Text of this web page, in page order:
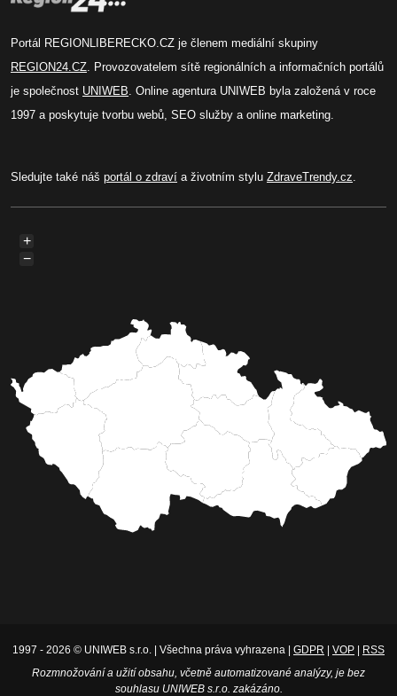
Portál REGIONLIBERECKO.CZ je členem mediální skupiny
REGION24.CZ. Provozovatelem sítě regionálních a informačních portálů
je společnost UNIWEB. Online agentura UNIWEB byla založená v roce
1997 a poskytuje tvorbu webů, SEO služby a online marketing.
Sledujte také náš portál o zdraví a životním stylu ZdraveTrendy.cz.
+
−
1997 - 2026 © UNIWEB s.r.o. | Všechna práva vyhrazena | GDPR VOP
RSS
Rozmnožování a užití obsahu, včetně automatizované analýzy, je bez
souhlasu UNIWEB s.r.o. zakázáno.